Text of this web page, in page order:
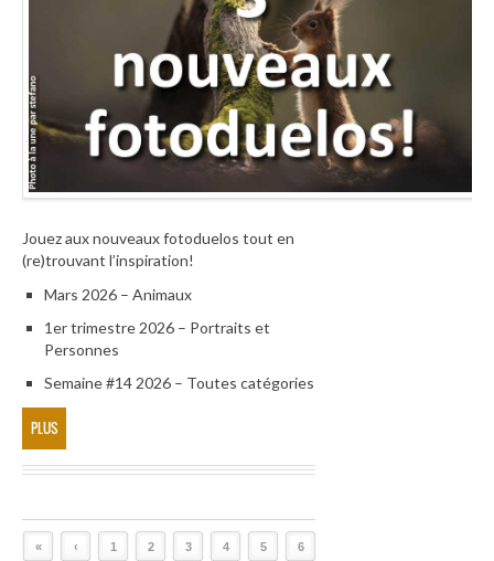
Jouez aux nouveaux fotoduelos tout en
(re)trouvant l’inspiration!
Mars 2026 – Animaux
1er trimestre 2026 – Portraits et
Personnes
Semaine #14 2026 – Toutes catégories
PLUS
« ‹ 1 2 3 4 5 6